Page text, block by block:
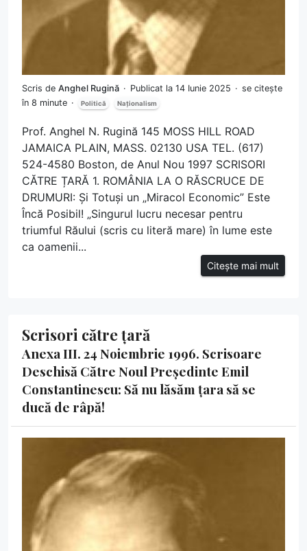
Scris de Anghel Rugină Publicat la 14 Iunie 2025
se citește
în 8 minute
Politică Naționalism
Prof. Anghel N. Rugină 145 MOSS HILL ROAD
JAMAICA PLAIN, MASS. 02130 USA TEL. (617)
524-4580 Boston, de Anul Nou 1997 SCRISORI
CĂTRE ȚARĂ 1. ROMÂNIA LA O RĂSCRUCE DE
DRUMURI: Și Totuși un „Miracol Economic” Este
Încă Posibil! „Singurul lucru necesar pentru
triumful Răului (scris cu literă mare) în lume este
ca oamenii...
Citește mai mult
Scrisori către țară
Anexa III. 24 Noiembrie 1996. Scrisoare
Deschisă Către Noul Președinte Emil
Constantinescu: Să nu lăsăm țara să se
ducă de râpă!